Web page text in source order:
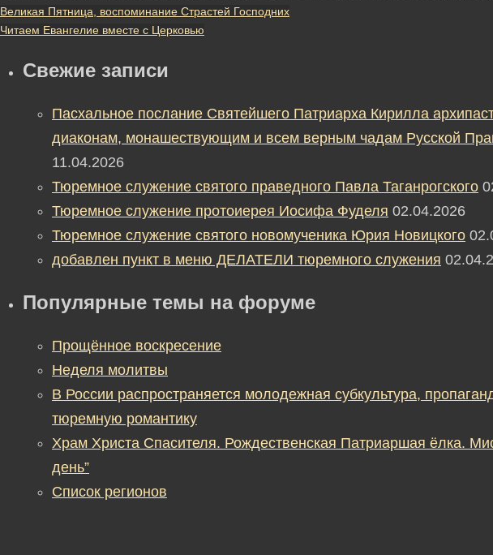
Великая Пятница, воспоминание Страстей Господних
Читаем Евангелие вместе с Церковью
Свежие записи
Пасхальное послание Святейшего Патриарха Кирилла
диаконам, монашествующим и всем верным чадам Русской
11.04.2026
Тюремное служение святого праведного Павла Таганрогского
Тюремное служение протоиерея Иосифа Фуделя 02.04.2026
Тюремное служение святого новомученика Юрия Новицкого
добавлен пункт в меню ДЕЛАТЕЛИ тюремного служения
Популярные темы на форуме
Прощённое воскресение
Неделя молитвы
В России распространяется молодежная субкультура,
тюремную романтику
Храм Христа Спасителя. Рождественская Патриаршая ёлка.
день”
Список регионов